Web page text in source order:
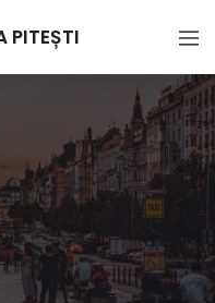
unelte
PITEȘTI